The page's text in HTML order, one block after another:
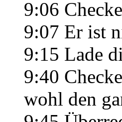
9:06
9:07 Er ist
9:15 Lade
9:40
wohl den